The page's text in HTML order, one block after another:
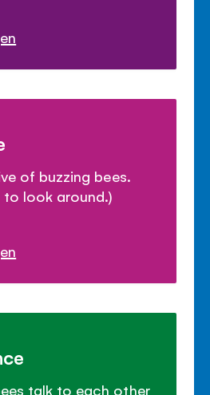
of buzzing bees.
look around.)
talk to each other